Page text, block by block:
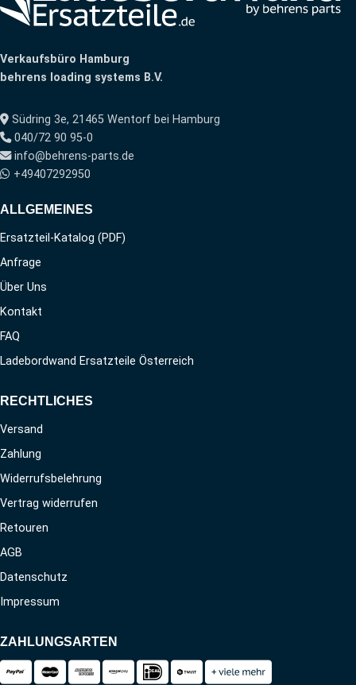
Verkaufsbüro Hamburg
behrens loading systems B.V.
Südring 3e, 21465 Wentorf bei Hamburg
040/72 90 95-0
info@behrens-parts.de
+49407292950
ALLGEMEINES
Ersatzteil-Katalog (PDF)
Anfrage
Über Uns
Kontakt
FAQ
Ladebordwand Ersatzteile Österreich
RECHTLICHES
Versand
Zahlung
Widerrufsbelehrung
Vertrag widerrufen
Retouren
AGB
Datenschutz
Impressum
ZAHLUNGSARTEN